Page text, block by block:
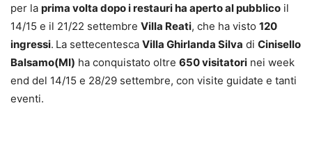
per la prima volta dopo i restauri ha aperto al pubblico il
14/15 e il 21/22 settembre Villa Reati, che ha visto 120
ingressi. La settecentesca Villa Ghirlanda Silva di Cinisello
Balsamo(MI) ha conquistato oltre 650 visitatori nei week
end del 14/15 e 28/29 settembre, con visite guidate e tanti
eventi.